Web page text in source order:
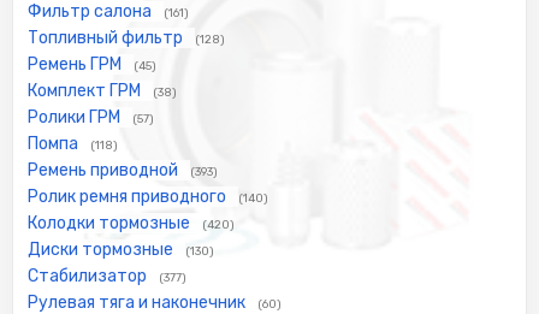
Фильтр салона (161)
Топливный фильтр (128)
Ремень ГРМ (45)
Комплект ГРМ (38)
Ролики ГРМ (57)
Помпа (118)
Ремень приводной (393)
Ролик ремня приводного (140)
Колодки тормозные (420)
Диски тормозные (130)
Стабилизатор (377)
Рулевая тяга и наконечник (60)